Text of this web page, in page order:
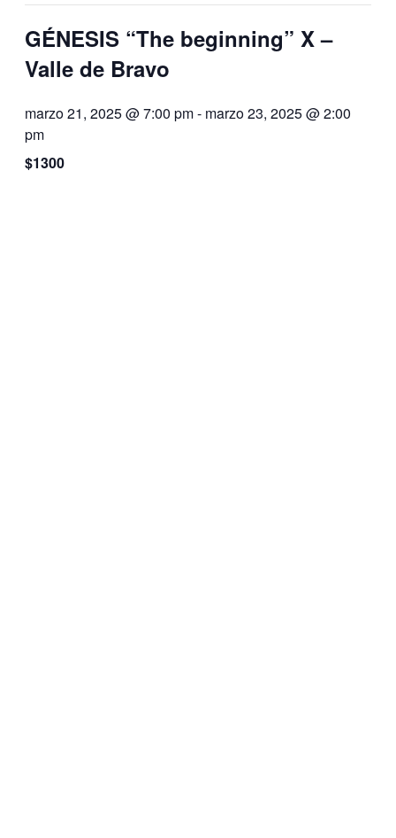
GÉNESIS “The beginning” X –
Valle de Bravo
marzo 21, 2025 @ 7:00 pm- marzo 23, 2025 @ 2:00
pm
$1300